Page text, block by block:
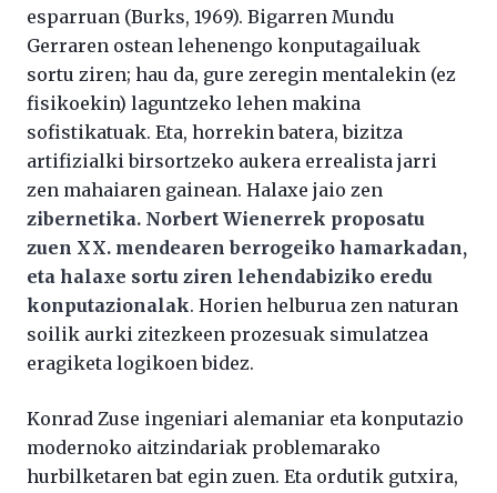
esparruan (Burks, 1969). Bigarren Mundu
Gerraren ostean lehenengo konputagailuak
sortu ziren; hau da, gure zeregin mentalekin (ez
fisikoekin) laguntzeko lehen makina
sofistikatuak. Eta, horrekin batera, bizitza
artifizialki birsortzeko aukera errealista jarri
zen mahaiaren gainean. Halaxe jaio zen
zibernetika. Norbert Wienerrek proposatu
zuen XX. mendearen berrogeiko hamarkadan,
eta halaxe sortu ziren lehendabiziko eredu
konputazionalak. Horien helburua zen naturan
soilik aurki zitezkeen prozesuak simulatzea
eragiketa logikoen bidez.
Konrad Zuse ingeniari alemaniar eta konputazio
modernoko aitzindariak problemarako
hurbilketaren bat egin zuen. Eta ordutik gutxira,